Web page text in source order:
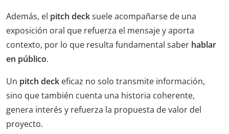
Además, el pitch decksuele acompañarse de una
exposición oral que refuerza el mensaje y aporta
contexto, por lo que resulta fundamental saber hablar
en público.
Un pitch deck eficaz no solo transmite información,
sino que también cuenta una historia coherente,
genera interés y refuerza la propuesta de valor del
proyecto.